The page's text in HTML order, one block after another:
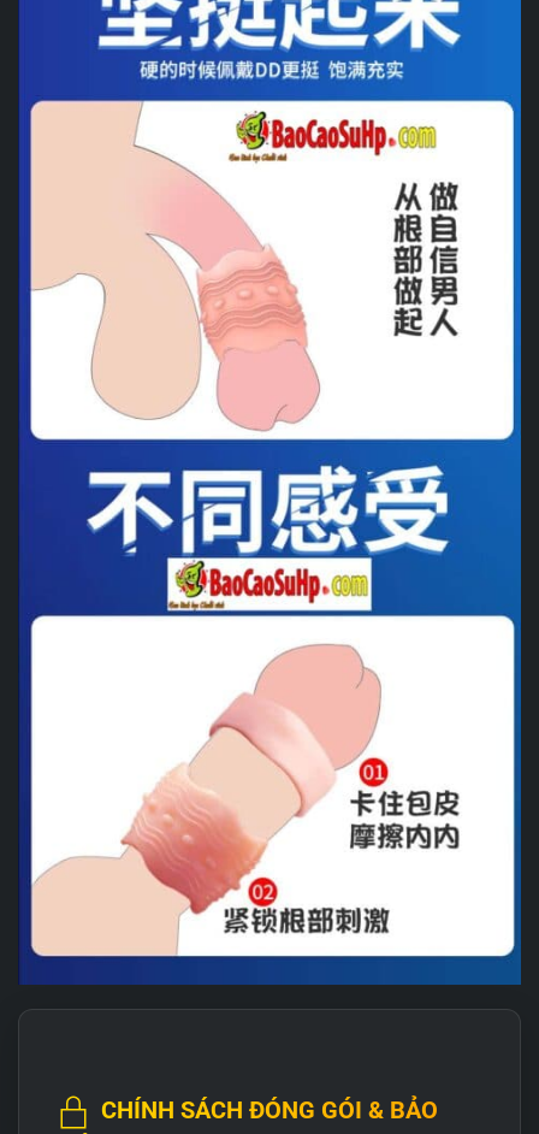
CHÍNH SÁCH ĐÓNG GÓI & BẢO